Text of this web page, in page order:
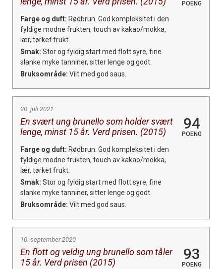
POENG
Farge og duft: Rødbrun. God kompleksitet i den
fyldige modne frukten, touch av kakao/mokka,
lær, tørket frukt.
Smak: Stor og fyldig start med flott syre, fine
slanke myke tanniner, sitter lenge og godt.
Bruksområde: Vilt med god saus.
20. juli 2021
En svært ung brunello som holder svært
lenge, minst 15 år. Verd prisen. (2015)
94
POENG
Farge og duft: Rødbrun. God kompleksitet i den
fyldige modne frukten, touch av kakao/mokka,
lær, tørket frukt.
Smak: Stor og fyldig start med flott syre, fine
slanke myke tanniner, sitter lenge og godt.
Bruksområde: Vilt med god saus.
10. september 2020
En flott og veldig ung brunello som tåler
15 år. Verd prisen (2015)
93
POENG